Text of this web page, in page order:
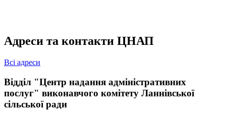
Адреси та контакти ЦНАП
Всі адреси
Відділ "Центр надання адміністративних
послуг" виконавчого комітету Ланнівської
сільської ради